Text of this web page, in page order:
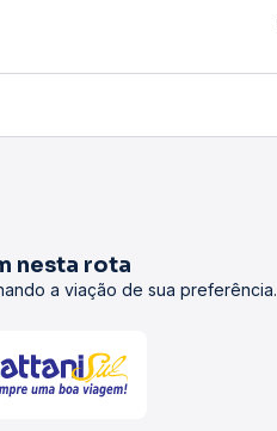
nesta rota
a viação de sua preferência.